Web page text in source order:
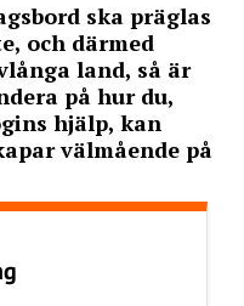
ska präglas
och därmed
land, så är
på hur du,
hjälp, kan
välmående på